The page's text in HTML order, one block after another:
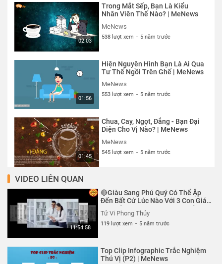
02:03
Trong Mắt Sếp, Bạn Là Kiểu
Nhân Viên Thế Nào? | MeNews
MeNews
538 lượt xem - 5 năm trước
01:56
Hiện Nguyên Hình Bạn Là Ai Qua
Tư Thế Ngồi Trên Ghế | MeNews
MeNews
553 lượt xem - 5 năm trước
01:45
Chua, Cay, Ngọt, Đắng - Bạn Đại
Diện Cho Vị Nào? | MeNews
MeNews
545 lượt xem - 5 năm trước
02:30
phúc tài nồng hậu, cả đời viên
mãn | MeNews
MeNews
634 lượt xem - 5 năm trước
của người ấy mãi mãi? | MeNews
MeNews
VIDEO LIÊN QUAN
11:54:58
🔴Giàu Sang Phú Quý Có Thể Ập
Đến Bất Cứ Lúc Nào Với 3 Con Giáp
Này Tiền Tiêu 3 Đời Không Hết
Tử Vi Phong Thủy
119 lượt xem - 5 năm trước
Top Clip Infographic Trắc Nghiệm
Thú Vị (P2) | MeNews